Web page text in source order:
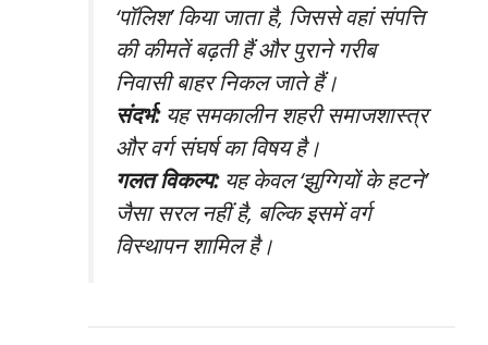
‘पॉलिश’ किया जाता है, जिससे वहां संपत्ति
की कीमतें बढ़ती हैं और पुराने गरीब
निवासी बाहर निकल जाते हैं।
संदर्भ:यह समकालीन शहरी समाजशास्त्र
और वर्ग संघर्ष का विषय है।
गलत विकल्प:यह केवल ‘झुग्गियों के हटने’
जैसा सरल नहीं है, बल्कि इसमें वर्ग
विस्थापन शामिल है।